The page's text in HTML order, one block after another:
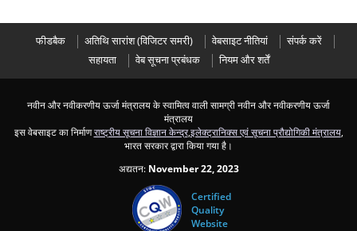
फीडबैक अतिथ‍ि सारांश (विज‍िटर समरी) वेबसाइट नीतियां
संपर्क करें
सहायता
वेब सूचना प्रबंधक नियम और शर्तें
नवीन और नवीकरणीय ऊर्जा मंत्रालय के स्‍वामित्‍व वाली सामग्री नवीन और नवीकरणीय ऊर्जा
मंत्रालय
इस वेबसाइट का निर्माणराष्ट्रीय सूचना विज्ञान केन्द्र,इलेक्ट्रानिक्स एवं सूचना प्रौद्योगिकी मंत्रालय,
भारत सरकार द्वारा किया गया है।
अद्यतन: November 22, 2023
Certified
Quality
Website